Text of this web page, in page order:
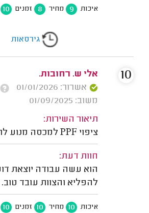
איכות 9 מחיר 8 זמנים 10
גירסאות
אלי ש. רחובות.
אשרור: 01/01/2026
משוב: 01/09/2025
תיאור השירות:
ציפוי PPF למכסה מנוע לרכב מסוג אאודי Q5.
חוות דעת:
הוא עשה עבודה יוצאת
להפליא והצוות עובד
איכות 10 מחיר 10 זמנים 10
10